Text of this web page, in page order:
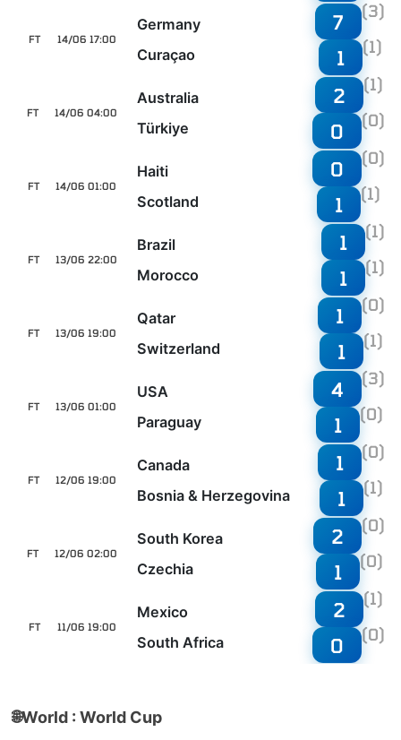
14/06 17:00
FT
Germany
Curaçao
7 (3)
1 (1)
14/06 04:00
FT
Australia
Türkiye
2 (1)
0 (0)
14/06 01:00
FT
Haiti
Scotland
0 (0)
1 (1)
13/06 22:00
FT
Brazil
Morocco
1 (1)
1 (1)
13/06 19:00
FT
Qatar
Switzerland
1 (0)
1 (1)
13/06 01:00
FT
USA
Paraguay
4 (3)
1 (0)
12/06 19:00
FT
Canada
Bosnia & Herzegovina
1 (0)
1 (1)
12/06 02:00
FT
South Korea
Czechia
2 (0)
1 (0)
11/06 19:00
FT
Mexico
South Africa
2 (1)
0 (0)
🌐World : World Cup